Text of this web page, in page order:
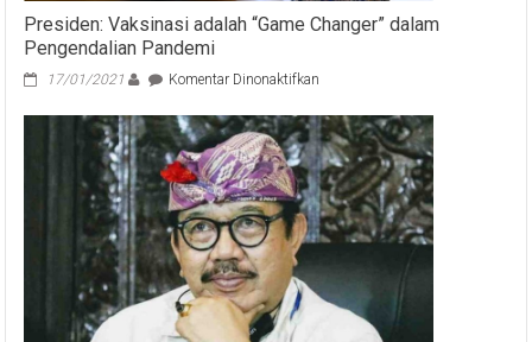
Presiden: Vaksinasi adalah “Game Changer” dalam
Pengendalian Pandemi
17/01/2021 Komentar Dinonaktifkan
Vaksinasi
adalah
“Game
Changer”
dalam
Pengendalian
Pandemi